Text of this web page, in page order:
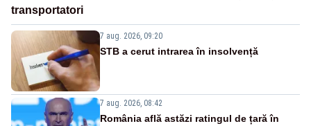
transportatori
7 aug. 2026, 09:20
STB a cerut intrarea în insolvență
7 aug. 2026, 08:42
România află astăzi ratingul de țară în